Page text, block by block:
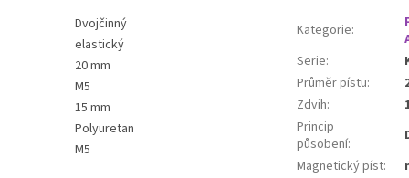
Dvojčinný
elastický
20 mm
M5
15 mm
Polyuretan
M5
Kategorie:
Serie:
Průměr pístu:
Zdvih:
Princip
působení:
Magnetický píst: